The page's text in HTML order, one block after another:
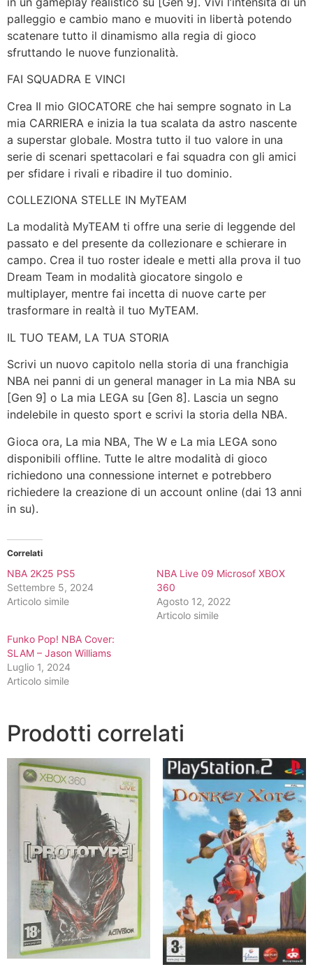
palleggio e cambio mano e muoviti in libertà potendo
scatenare tutto il dinamismo alla regia di gioco
sfruttando le nuove funzionalità.
FAI SQUADRA E VINCI
Crea Il mio GIOCATORE che hai sempre sognato in La
mia CARRIERA e inizia la tua scalata da astro nascente
a superstar globale. Mostra tutto il tuo valore in una
serie di scenari spettacolari e fai squadra con gli amici
per sfidare i rivali e ribadire il tuo dominio.
COLLEZIONA STELLE IN MyTEAM
La modalità MyTEAM ti offre una serie di leggende del
passato e del presente da collezionare e schierare in
campo. Crea il tuo roster ideale e metti alla prova il tuo
Dream Team in modalità giocatore singolo e
multiplayer, mentre fai incetta di nuove carte per
trasformare in realtà il tuo MyTEAM.
IL TUO TEAM, LA TUA STORIA
Scrivi un nuovo capitolo nella storia di una franchigia
NBA nei panni di un general manager in La mia NBA su
[Gen 9] o La mia LEGA su [Gen 8]. Lascia un segno
indelebile in questo sport e scrivi la storia della NBA.
Gioca ora, La mia NBA, The W e La mia LEGA sono
disponibili offline. Tutte le altre modalità di gioco
richiedono una connessione internet e potrebbero
richiedere la creazione di un account online (dai 13 anni
in su).
Correlati
NBA 2K25 PS5
Settembre 5, 2024
Articolo simile
NBA Live 09 Microsof XBOX
360
Agosto 12, 2022
Articolo simile
Funko Pop! NBA Cover:
SLAM – Jason Williams
Luglio 1, 2024
Articolo simile
Prodotti correlati